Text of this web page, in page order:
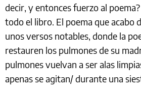
decir, y entonces fuerzo al
todo el libro. El poema que acabo
unos versos notables, donde la
restauren los pulmones de su
pulmones vuelvan a ser alas
apenas se agitan/ durante una